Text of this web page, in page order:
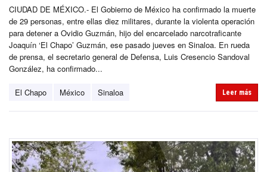
CIUDAD DE MÉXICO.- El Gobierno de México ha confirmado la muerte
de 29 personas, entre ellas diez militares, durante la violenta operación
para detener a Ovidio Guzmán, hijo del encarcelado narcotraficante
Joaquín ‘El Chapo’ Guzmán, ese pasado jueves en Sinaloa. En rueda
de prensa, el secretario general de Defensa, Luis Cresencio Sandoval
González, ha confirmado...
El Chapo México Sinaloa Leer más